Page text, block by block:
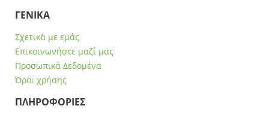
ΓΕΝΙΚΑ
Σχετικά με εμάς
Επικοινωνήστε μαζί μας
Προσωπικά Δεδομένα
Όροι χρήσης
ΠΛΗΡΟΦΟΡΙΕΣ